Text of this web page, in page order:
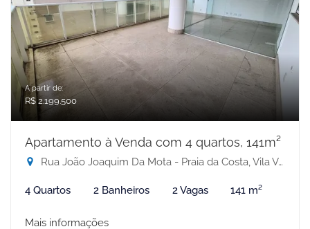
A partir de:
R$ 2.199.500
Apartamento à Venda com 4 quartos, 141m²
Rua João Joaquim Da Mota - Praia da Costa, Vila Velha-ES
4 Quartos 2 Banheiros 2 Vagas 141 m²
Mais informações